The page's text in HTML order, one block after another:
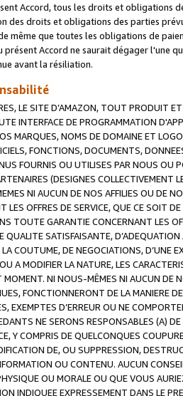
Accord, tous les droits et obligations
des droits et obligations des parties
même que toutes les obligations de
présent Accord ne saurait dégager l'une
avant la résiliation.
LE SITE D’AMAZON, TOUT PRODUIT
INTERFACE DE PROGRAMMATION
MARQUES, NOMS DE DOMAINE ET
FONCTIONS, DOCUMENTS,
FOURNIS OU UTILISES PAR NOUS OU
(DESIGNES COLLECTIVEMENT
NI AUCUN DE NOS AFFILIES OU DE
LES OFFRES DE SERVICE, QUE CE SOIT
TOUTE GARANTIE CONCERNANT LES
QUALITE SATISFAISANTE,
COUTUME, DE NEGOCIATIONS, D’UNE
A MODIFIER LA NATURE, LES
MOMENT. NI NOUS-MÊMES NI AUCUN DE
FONCTIONNERONT DE LA MANIERE
EXEMPTES D’ERREUR OU NE
NE SERONS RESPONSABLES (A)
Y COMPRIS DE QUELCONQUES
DE, OU SUPPRESSION,
OU CONTENU. AUCUN
OU MORALE OU QUE VOUS
INDIQUEE EXPRESSEMENT DANS LE